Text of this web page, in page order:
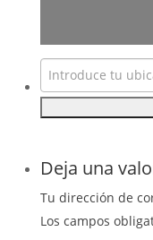
Deja una
Tu dirección de
Los campos